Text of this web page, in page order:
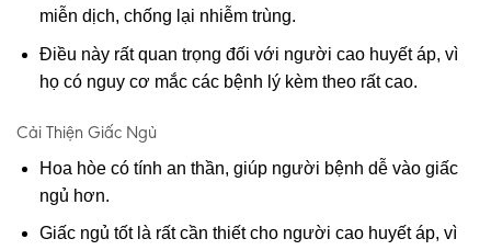
miễn dịch, chống lại nhiễm trùng.
Điều này rất quan trọng đối với người cao huyết áp, vì
họ có nguy cơ mắc các bệnh lý kèm theo rất cao.
Cải Thiện Giấc Ngủ
Hoa hòe có tính an thần, giúp người bệnh dễ vào giấc
ngủ hơn.
Giấc ngủ tốt là rất cần thiết cho người cao huyết áp, vì